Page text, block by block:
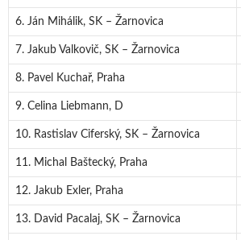
6. Ján Mihálik, SK – Žarnovica
7. Jakub Valkovič, SK – Žarnovica
8. Pavel Kuchař, Praha
9. Celina Liebmann, D
10. Rastislav Ciferský, SK – Žarnovica
11. Michal Baštecký, Praha
12. Jakub Exler, Praha
13. David Pacalaj, SK – Žarnovica